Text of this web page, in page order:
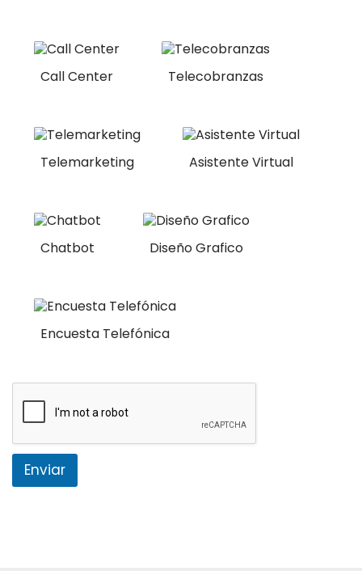
Call Center Telecobranzas
Telemarketing Asistente Virtual
Chatbot Diseño Grafico
Encuesta Telefónica
Enviar